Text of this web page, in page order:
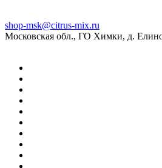
shop-msk@citrus-mix.ru
Московская обл., ГО Химки, д.